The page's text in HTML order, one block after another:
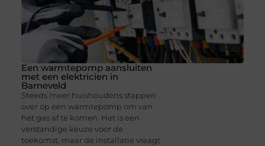
Een warmtepomp aansluiten
met een elektricien in
Barneveld
Steeds meer huishoudens stappen
over op een warmtepomp om van
het gas af te komen. Het is een
verstandige keuze voor de
toekomst, maar de installatie vraagt